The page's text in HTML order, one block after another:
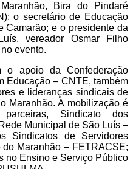
Bira do Pindaré
o secretário de Educação
Camarão; e o presidente da
vereador Osmar Filho
evento.
o apoio da Confederação
Educação – CNTE, também
e lideranças sindicais de
Maranhão. A mobilização é
Sindicato dos
Municipal de São Luís –
Sindicatos de Servidores
Maranhão – FETRACSE;
no Ensino e Serviço Público